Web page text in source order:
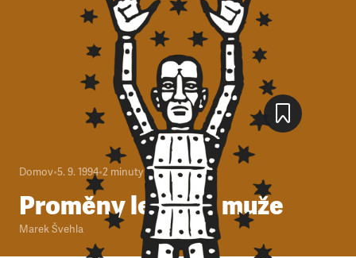
Domov•5. 9. 1994•2 minuty
Proměny lesního muže
Marek Švehla